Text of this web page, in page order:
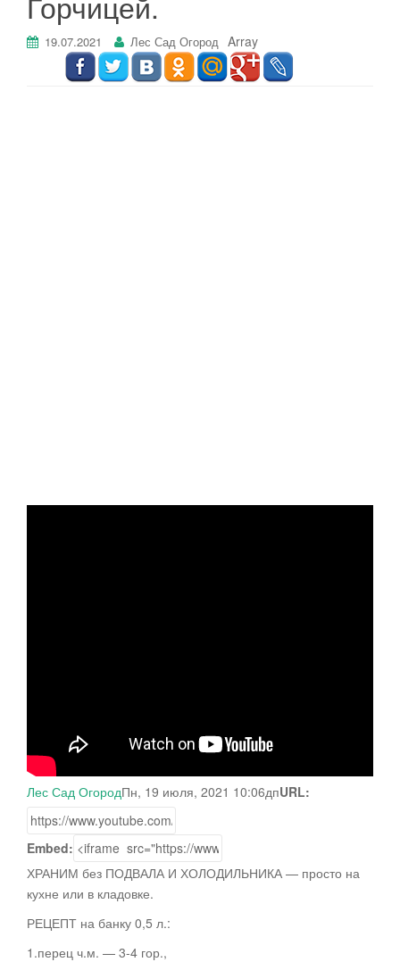
19.07.2021 Лес Сад Огород Array
Лес Сад ОгородПн, 19 июля, 2021 10:06дпURL:
Embed:
ХРАНИМ без ПОДВАЛА И ХОЛОДИЛЬНИКА — просто на
кухне или в кладовке.
РЕЦЕПТ на банку 0,5 л.:
1.перец ч.м. — 3-4 гор.,